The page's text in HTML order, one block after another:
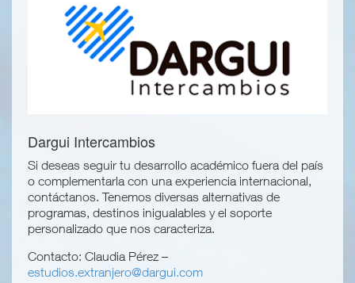
Dargui Intercambios
Si deseas seguir tu desarrollo académico fuera del país
o complementarla con una experiencia internacional,
contáctanos. Tenemos diversas alternativas de
programas, destinos inigualables y el soporte
personalizado que nos caracteriza.
Contacto: Claudia Pérez –
estudios.extranjero@dargui.com